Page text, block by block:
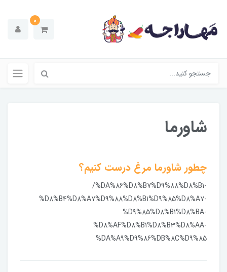
0
شاورما
چطور شاورما مرغ درست کنیم؟
/%DA%86%D8%B7%D9%88%D8%B1-
%D8%B4%D8%A7%D9%88%D8%B1%D9%85%D8%A7-
%D9%85%D8%B1%D8%BA-
%D8%AF%D8%B1%D8%B3%D8%AA-
%DA%A9%D9%86%DB%8C%D9%85